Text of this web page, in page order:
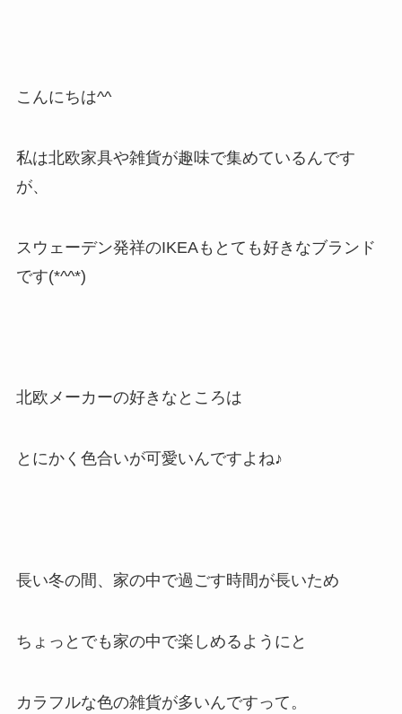
こんにちは^^
私は北欧家具や雑貨が趣味で集めているんです
が、
スウェーデン発祥のIKEAもとても好きなブランド
です(*^^*)
北欧メーカーの好きなところは
とにかく色合いが可愛いんですよね♪
長い冬の間、家の中で過ごす時間が長いため
ちょっとでも家の中で楽しめるようにと
カラフルな色の雑貨が多いんですって。